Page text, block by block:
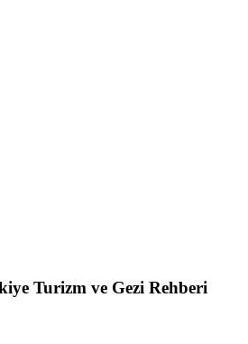
Turizm ve Gezi Rehberi